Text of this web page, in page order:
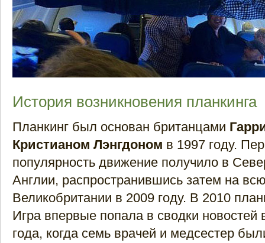
История возникновения планкинга
Планкинг был основан британцами
Кристианом Лэнгдоном в 1997 году.
популярность движение получило в
Англии, распространившись затем на
Великобритании в 2009 году. В 2010
Игра впервые попала в сводки новостей
года, когда семь врачей и медсестер